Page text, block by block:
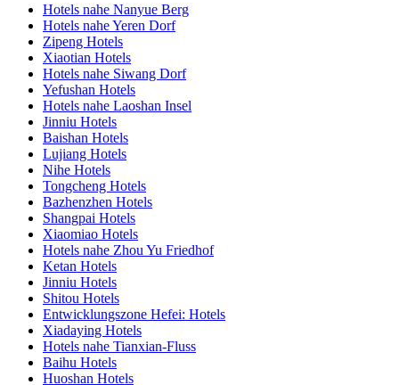
Hotels nahe Nanyue Berg
Hotels nahe Yeren Dorf
Zipeng Hotels
Xiaotian Hotels
Hotels nahe Siwang Dorf
Yefushan Hotels
Hotels nahe Laoshan Insel
Jinniu Hotels
Baishan Hotels
Lujiang Hotels
Nihe Hotels
Tongcheng Hotels
Bazhenzhen Hotels
Shangpai Hotels
Xiaomiao Hotels
Hotels nahe Zhou Yu Friedhof
Ketan Hotels
Jinniu Hotels
Shitou Hotels
Entwicklungszone Hefei: Hotels
Xiadaying Hotels
Hotels nahe Tianxian-Fluss
Baihu Hotels
Huoshan Hotels